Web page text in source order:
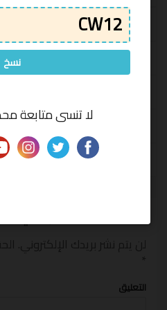
الملابس ومستلزمات العناية بالطفل hibobi
كوبون خصم 15% من هاي بيبي
منتجات العناية بالأم والطفل hibobi
كوبون خصم هاي بيبي 12%
كوبون خصم هاي بيبي 20%
التعليق
نسخ
لا تنسى متابعة